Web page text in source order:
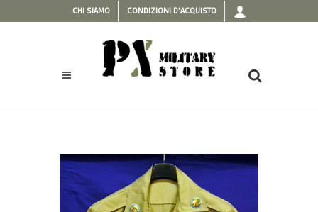
CHI SIAMO CONDIZIONI D'ACQUISTO